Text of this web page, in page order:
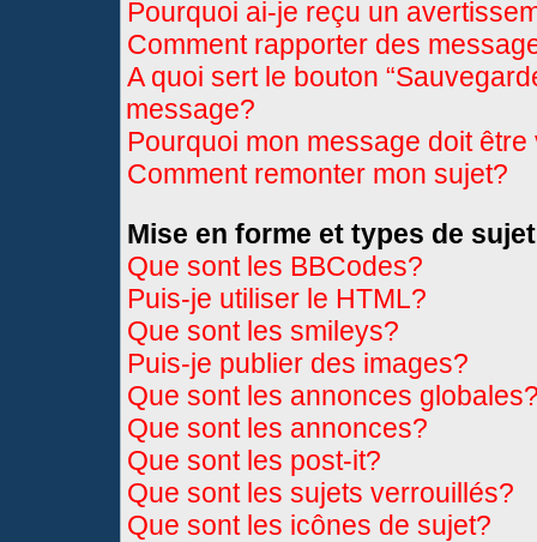
Pourquoi ai-je reçu un
Comment rapporter des
A quoi sert le bouton
message?
Pourquoi mon message doit être
Comment remonter mon sujet?
Mise en forme et types de sujet
Que sont les BBCodes?
Puis-je utiliser le HTML?
Que sont les smileys?
Puis-je publier des images?
Que sont les annonces
Que sont les annonces?
Que sont les post-it?
Que sont les sujets verrouillés?
Que sont les icônes de sujet?